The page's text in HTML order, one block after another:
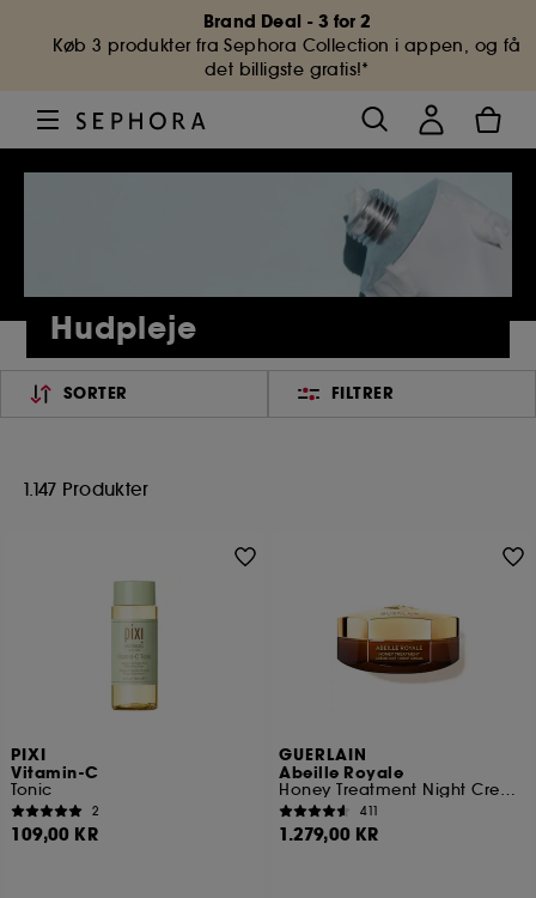
Brand Deal - 3 for 2
Køb 3 produkter fra Sephora Collection i appen, og få
det billigste gratis!*
Hudpleje
SORTER FILTRER
1.147 Produkter
PIXI
Vitamin-C
Tonic
2
109,00 KR
GUERLAIN
Abeille Royale
Honey Treatment Night Cream
411
1.279,00 KR